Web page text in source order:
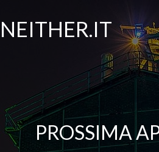
NEITHER.IT
PROSSIMA